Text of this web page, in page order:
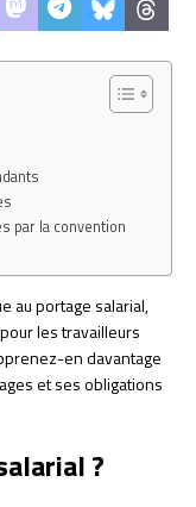
par la convention
au portage salarial,
les travailleurs
en davantage
et ses obligations
?